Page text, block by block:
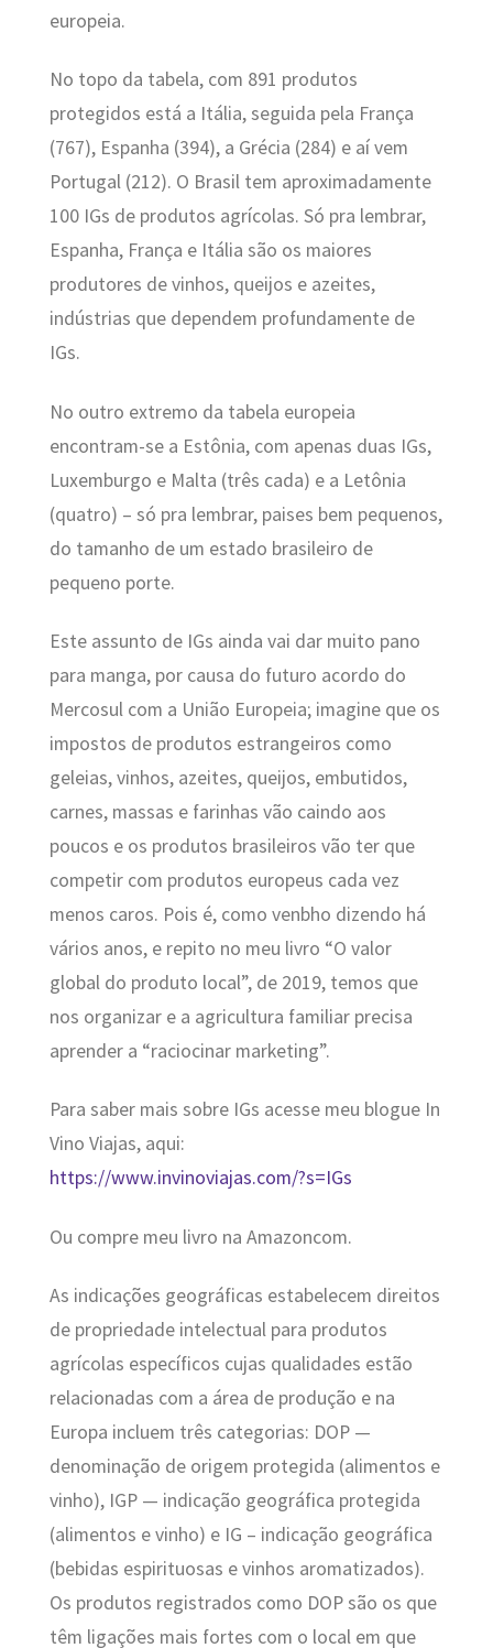
europeia.
No topo da tabela, com 891 produtos
protegidos está a Itália, seguida pela França
(767), Espanha (394), a Grécia (284) e aí vem
Portugal (212). O Brasil tem aproximadamente
100 IGs de produtos agrícolas. Só pra lembrar,
Espanha, França e Itália são os maiores
produtores de vinhos, queijos e azeites,
indústrias que dependem profundamente de
IGs.
No outro extremo da tabela europeia
encontram-se a Estônia, com apenas duas IGs,
Luxemburgo e Malta (três cada) e a Letônia
(quatro) – só pra lembrar, paises bem pequenos,
do tamanho de um estado brasileiro de
pequeno porte.
Este assunto de IGs ainda vai dar muito pano
para manga, por causa do futuro acordo do
Mercosul com a União Europeia; imagine que os
impostos de produtos estrangeiros como
geleias, vinhos, azeites, queijos, embutidos,
carnes, massas e farinhas vão caindo aos
poucos e os produtos brasileiros vão ter que
competir com produtos europeus cada vez
menos caros. Pois é, como venbho dizendo há
vários anos, e repito no meu livro “O valor
global do produto local”, de 2019, temos que
nos organizar e a agricultura familiar precisa
aprender a “raciocinar marketing”.
Para saber mais sobre IGs acesse meu blogue In
Vino Viajas, aqui:
https://www.invinoviajas.com/?s=IGs
Ou compre meu livro na Amazoncom.
As indicações geográficas estabelecem direitos
de propriedade intelectual para produtos
agrícolas específicos cujas qualidades estão
relacionadas com a área de produção e na
Europa incluem três categorias: DOP —
denominação de origem protegida (alimentos e
vinho), IGP — indicação geográfica protegida
(alimentos e vinho) e IG – indicação geográfica
(bebidas espirituosas e vinhos aromatizados).
Os produtos registrados como DOP são os que
têm ligações mais fortes com o local em que